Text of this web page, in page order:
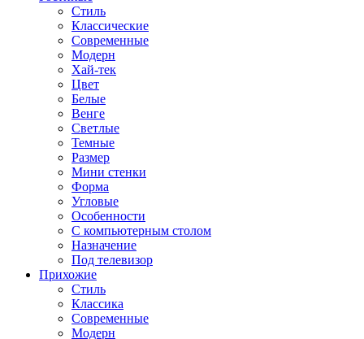
Стиль
Классические
Современные
Модерн
Хай-тек
Цвет
Белые
Венге
Светлые
Темные
Размер
Мини стенки
Форма
Угловые
Особенности
С компьютерным столом
Назначение
Под телевизор
Прихожие
Стиль
Классика
Современные
Модерн